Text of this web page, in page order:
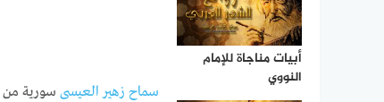
أبيات مناجاة للإمام
النووي
سماح زهير العيسى